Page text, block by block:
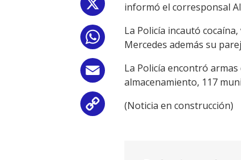
WhatsApp
Email
Copy
informó el corresponsal
La Policía incautó
Mercedes además su
La Policía encontró
almacenamiento, 117
(Noticia en construcción)